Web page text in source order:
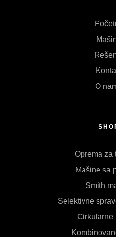
O
Oprema za
Mašine sa
Smith
Selektivne
Cirkularne